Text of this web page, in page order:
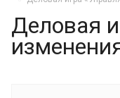
Деловая